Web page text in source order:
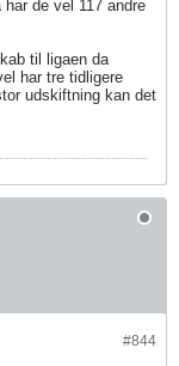
de vel 117 andre
til ligaen da
har tre tidligere
udskiftning kan det
#844